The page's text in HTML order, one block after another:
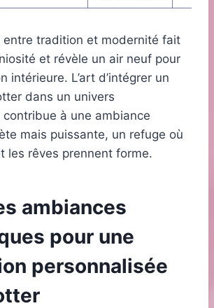
entre tradition et modernité fait
et révèle un air neuf pour
intérieure. L’art d’intégrer un
dans un univers
à une ambiance
mais puissante, un refuge où
les rêves prennent forme.
ambiances
pour une
personnalisée